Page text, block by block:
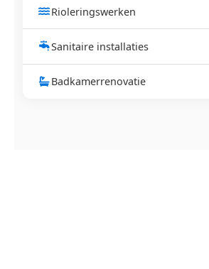
Rioleringswerken
Sanitaire installaties
Badkamerrenovatie